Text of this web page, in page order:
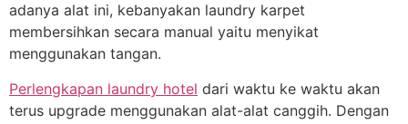
adanya alat ini, kebanyakan laundry karpet
membersihkan secara manual yaitu menyikat
menggunakan tangan.
Perlengkapan laundry hotel dari waktu ke waktu akan
terus upgrade menggunakan alat-alat canggih. Dengan